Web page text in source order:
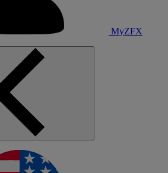
MyZFX